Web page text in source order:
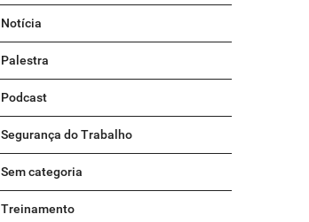
Notícia
Palestra
Podcast
Segurança do Trabalho
Sem categoria
Treinamento